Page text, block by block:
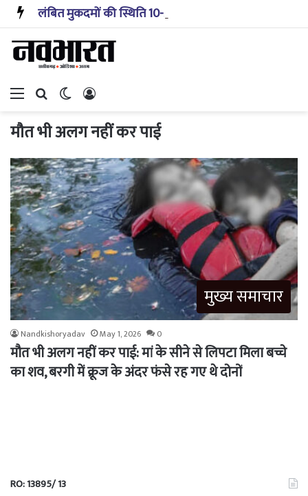
Menu Search forSwitch skin
मौत भी अलग नहीं कर पाई
मुख्य समाचार
Nandkishoryadav May 1, 2026 0
मौत भी अलग नहीं कर पाई: मां के सीने से लिपटा मिला बच्चे
का शव, बरगी में क्रूज के अंदर फंसे रह गए थे दोनों
RO: 13895/ 13